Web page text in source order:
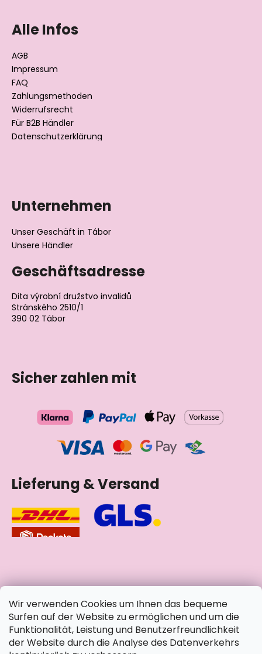
Wir verwenden Cookies um Ihnen das bequeme
Surfen auf der Website zu ermöglichen und um die
Funktionalität, Leistung und Benutzerfreundlichkeit
der Website durch die Analyse des Datenverkehrs
Alle Infos
AGB
Impressum
FAQ
Zahlungsmethoden
Widerrufsrecht
Für B2B Händler
Datenschutzerklärung
Unternehmen
Unser Geschäft in Tábor
Unsere Händler
Geschäftsadresse
Dita výrobní družstvo invalidů
Stránského 2510/1
390 02 Tábor
Sicher zahlen mit
Lieferung & Versand
soziale Netzwerke